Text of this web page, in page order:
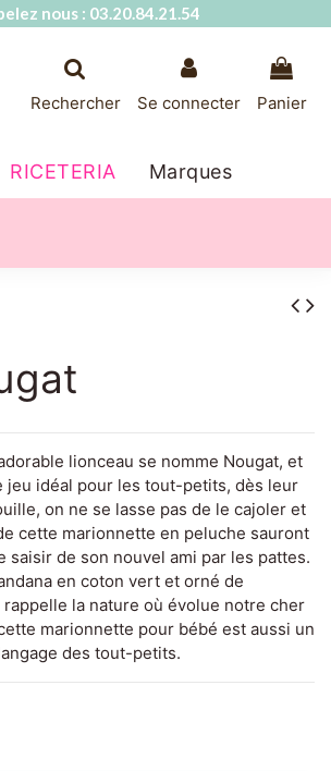
nous : 03.20.84.21.54
Rechercher Se connecter Panier
RICETERIA Marques
lionceau se nomme Nougat, et
idéal pour les tout-petits, dès leur
on ne se lasse pas de le cajoler et
cette marionnette en peluche sauront
de son nouvel ami par les pattes.
en coton vert et orné de
la nature où évolue notre cher
marionnette pour bébé est aussi un
des tout-petits.